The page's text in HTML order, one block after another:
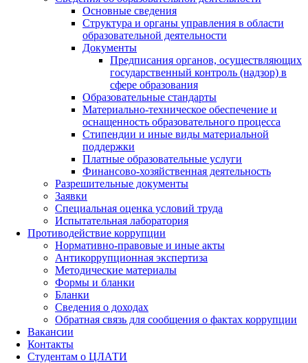
Основные сведения
Структура и органы управления в области
образовательной деятельности
Документы
Предписания органов, осуществляющих
государственный контроль (надзор) в
сфере образования
Образовательные стандарты
Материально-техническое обеспечение и
оснащенность образовательного процесса
Стипендии и иные виды материальной
поддержки
Платные образовательные услуги
Финансово-хозяйственная деятельность
Разрешительные документы
Заявки
Специальная оценка условий труда
Испытательная лаборатория
Противодействие коррупции
Нормативно-правовые и иные акты
Антикоррупционная экспертиза
Методические материалы
Формы и бланки
Бланки
Сведения о доходах
Обратная связь для сообщения о фактах коррупции
Вакансии
Контакты
Студентам о ЦЛАТИ